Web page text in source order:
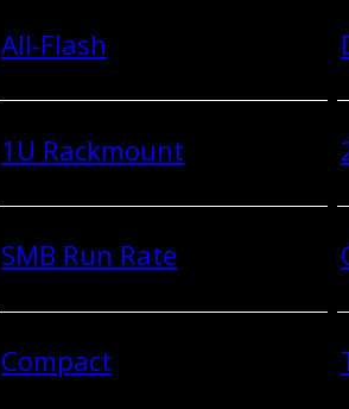
All-Flash
1U Rackmount
SMB Run Rate
Compact